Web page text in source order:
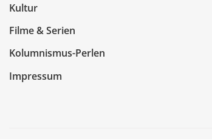
Kultur
Filme & Serien
Kolumnismus-Perlen
Impressum